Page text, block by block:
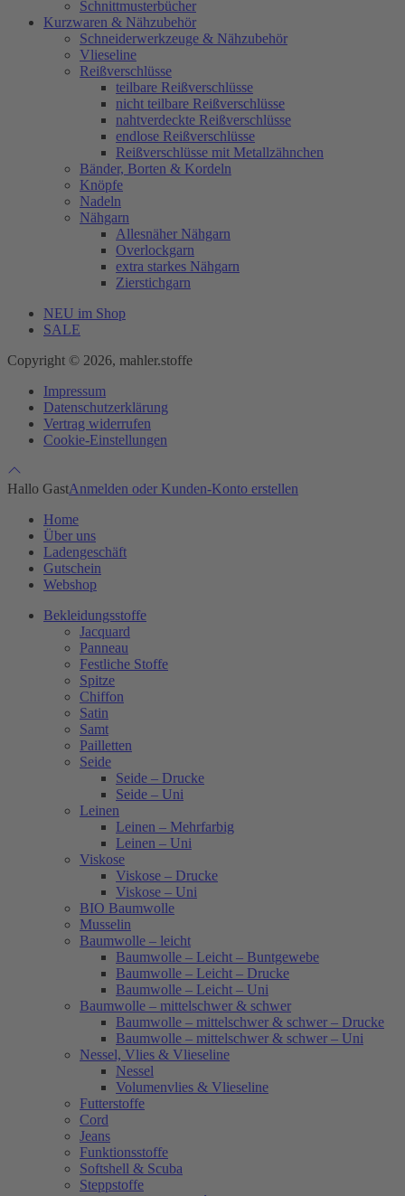
Schnittmusterbücher
Kurzwaren & Nähzubehör
Schneiderwerkzeuge & Nähzubehör
Vlieseline
Reißverschlüsse
teilbare Reißverschlüsse
nicht teilbare Reißverschlüsse
nahtverdeckte Reißverschlüsse
endlose Reißverschlüsse
Reißverschlüsse mit Metallzähnchen
Bänder, Borten & Kordeln
Knöpfe
Nadeln
Nähgarn
Allesnäher Nähgarn
Overlockgarn
extra starkes Nähgarn
Zierstichgarn
NEU im Shop
SALE
Copyright © 2026, mahler.stoffe
Impressum
Datenschutzerklärung
Vertrag widerrufen
Cookie-Einstellungen
Hallo GastAnmelden oder Kunden-Konto erstellen
Home
Über uns
Ladengeschäft
Gutschein
Webshop
Bekleidungsstoffe
Jacquard
Panneau
Festliche Stoffe
Spitze
Chiffon
Satin
Samt
Pailletten
Seide
Seide – Drucke
Seide – Uni
Leinen
Leinen – Mehrfarbig
Leinen – Uni
Viskose
Viskose – Drucke
Viskose – Uni
BIO Baumwolle
Musselin
Baumwolle – leicht
Baumwolle – Leicht – Buntgewebe
Baumwolle – Leicht – Drucke
Baumwolle – Leicht – Uni
Baumwolle – mittelschwer & schwer
Baumwolle – mittelschwer & schwer – Drucke
Baumwolle – mittelschwer & schwer – Uni
Nessel, Vlies & Vlieseline
Nessel
Volumenvlies & Vlieseline
Futterstoffe
Cord
Jeans
Funktionsstoffe
Softshell & Scuba
Steppstoffe